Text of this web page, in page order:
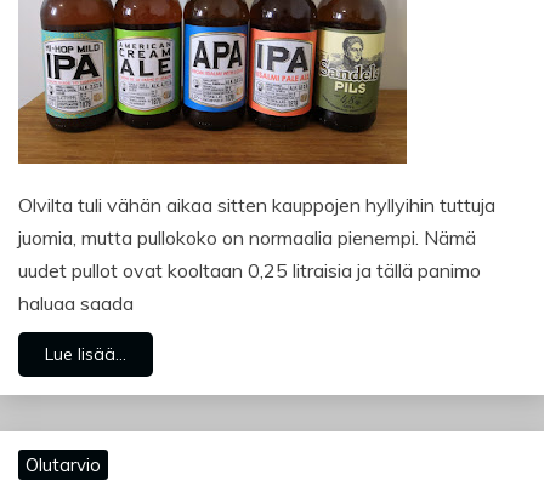
Olvilta tuli vähän aikaa sitten kauppojen hyllyihin tuttuja
juomia, mutta pullokoko on normaalia pienempi. Nämä
uudet pullot ovat kooltaan 0,25 litraisia ja tällä panimo
haluaa saada
Lue lisää...
Olutarvio